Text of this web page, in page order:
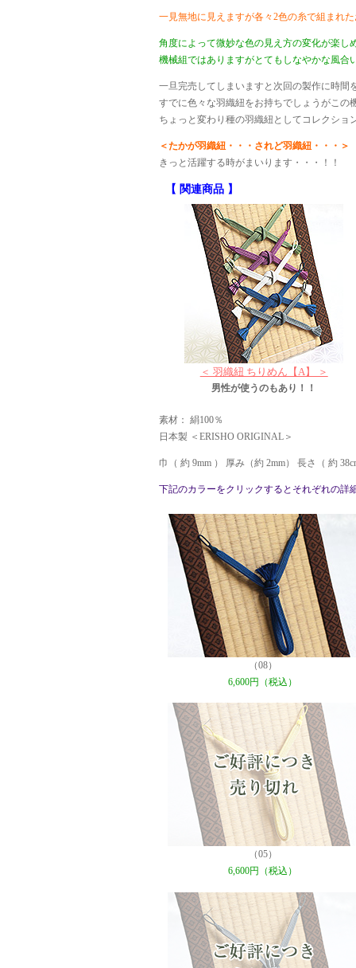
一見無地に見えますが各々2色の糸で組まれ
角度によって微妙な色の見え方の変化が楽し
機械組ではありますがとてもしなやかな風合
一旦完売してしまいますと次回の製作に時間
すでに色々な羽織紐をお持ちでしょうがこの
ちょっと変わり種の羽織紐としてコレクショ
＜たかが羽織紐・・・されど羽織紐・・・＞
きっと活躍する時がまいります・・・！！
【 関連商品 】
＜ 羽織紐 ちりめん【A】 ＞
男性が使うのもあり！！
素材： 絹100％
日本製 ＜ERISHO ORIGINAL＞
巾（ 約 9mm ） 厚み（約 2mm） 長さ（ 約
下記のカラーをクリックするとそれぞれの詳
（08）
6,600円（税込）
（05）
6,600円（税込）